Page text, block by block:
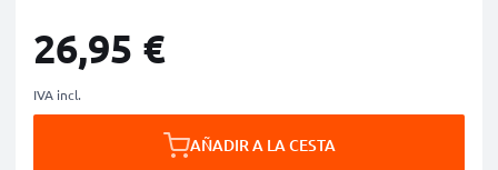
26,95 €
IVA incl.
AÑADIR A LA CESTA